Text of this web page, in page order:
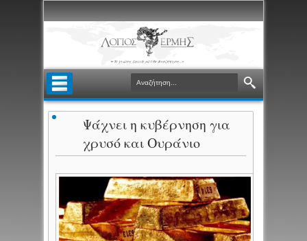
Ψάχνει η κυβέρνηση για
χρυσό και Ουράνιο